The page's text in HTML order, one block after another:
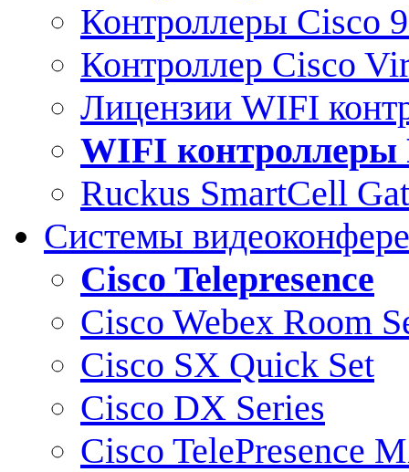
Контроллеры Cisco
Контроллер Cisco
Лицензии WIFI
WIFI контроллеры
Ruckus SmartCell
Системы
Cisco Telepresence
Cisco Webex Room
Cisco SX Quick Set
Cisco DX Series
Cisco TelePresence